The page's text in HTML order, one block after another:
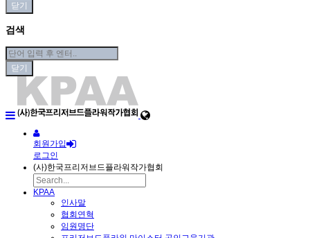
닫기
검색
닫기
회원가입
로그인
(사)한국프리저브드플라워작가협회
KPAA
인사말
협회연혁
임원명단